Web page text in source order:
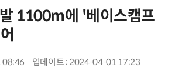
1100m에 '베이스캠프
08:46 업데이트 : 2024-04-01 17:23